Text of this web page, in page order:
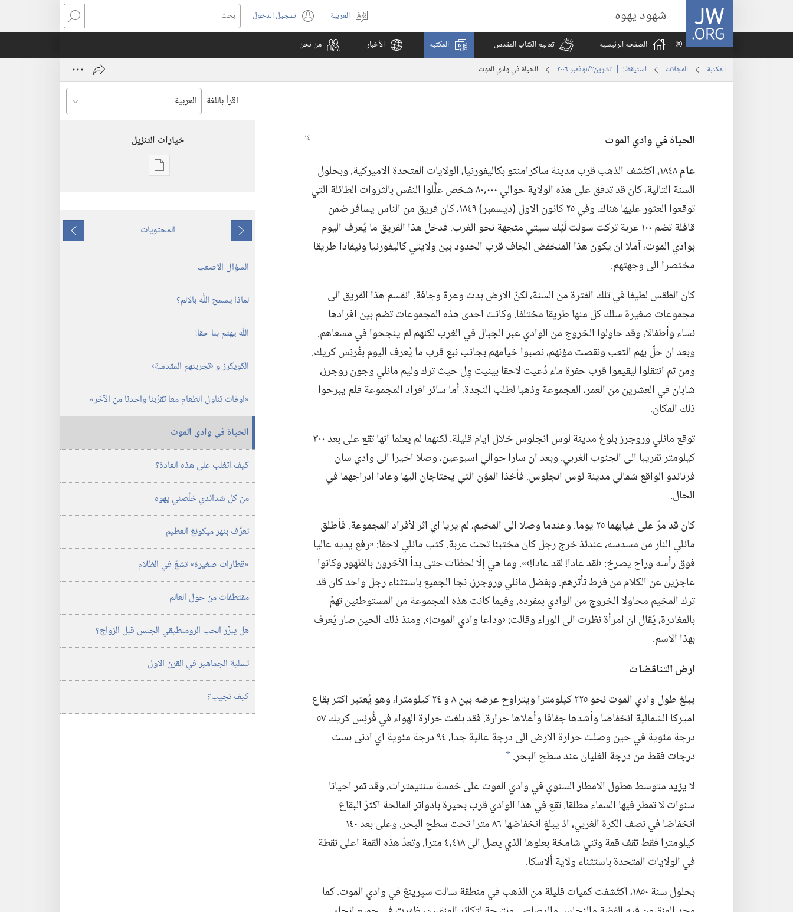
JW.ORG شهود يهوه
اختر
اللغة
العربية تسجيل الدخول
(يفتح
نافذة
بحث
الصفحة الرئيسية
تعاليم الكتاب المقدس المكتبة الأخبار من نحن
المكتبة المجلات استيقظ‏!‏ | ‏‎تشرين٢/نوفمبر‏ ‏‎٢٠٠٦‏ الحياة في وادي الموت
اقرأ باللغة
الحياةفيوادي الموت
عام
١٨٤٨،‏ اكتُشف الذهب قرب مدينة ساكرامنتو بكاليفورنيا،‏ الولايات المتحدة الاميركية.‏ وبحلول
السنة التالية،‏ كان قد تدفق على هذه الولاية حوالي ٠٠٠‏,٨٠ شخص علَّلوا النفس بالثروات الطائلة التي
توقعوا العثور عليها هناك.‏ وفي ٢٥ كانون الاول (‏ديسمبر)‏ ١٨٤٩،‏ كان فريق من الناس يسافر ضمن
قافلة تضم ١٠٠ عربة تركت سولت لَيْك سيتي متجهة نحو الغرب.‏ فدخل هذا الفريق ما يُعرف اليوم
بوادي الموت،‏ آملا ان يكون هذا المنخفض الجاف قرب الحدود بين ولايتي كاليفورنيا ونيفادا طريقا
مختصرا الى وجهتهم.‏
كان الطقس لطيفا في تلك الفترة من السنة،‏ لكنّ الارض بدت وعرة وجافة.‏ انقسم هذا الفريق الى
مجموعات صغيرة سلك كل منها طريقا مختلفا.‏ وكانت احدى هذه المجموعات تضم بين افرادها
نساء وأطفالا،‏ وقد حاولوا الخروج من الوادي عبر الجبال في الغرب لكنهم لم ينجحوا في مسعاهم.‏
وبعد ان حلّ بهم التعب ونقصت مؤنهم،‏ نصبوا خيامهم بجانب نبع قرب ما يُعرف اليوم بفُرنِس كريك.‏
ومن ثم انتقلوا ليقيموا قرب حفرة ماء دُعيت لاحقا بينيت وِل حيث ترك وليم مانلي وجون روجرز،‏
شابان في العشرين من العمر،‏ المجموعة وذهبا لطلب النجدة.‏ أما سائر افراد المجموعة فلم يبرحوا
ذلك المكان.‏
توقع مانلي وروجرز بلوغ مدينة لوس انجلوس خلال ايام قليلة.‏ لكنهما لم يعلما انها تقع على بعد ٣٠٠
كيلومتر تقريبا الى الجنوب الغربي.‏ وبعد ان سارا حوالي اسبوعين،‏ وصلا اخيرا الى وادي سان
فرناندو الواقع شمالي مدينة لوس انجلوس.‏ فأخذا المؤن التي يحتاجان اليها وعادا ادراجهما في
الحال.‏
كان قد مرّ على غيابهما ٢٥ يوما.‏ وعندما وصلا الى المخيم،‏ لم يريا اي اثر لأفراد المجموعة.‏ فأطلق
مانلي النار من مسدسه،‏ عندئذ خرج رجل كان مختبئا تحت عربة.‏ كتب مانلي لاحقا:‏ «رفع يديه عاليا
فوق رأسه وراح يصرخ:‏ ‹لقد عادا!‏ لقد عادا!‏›».‏ وما هي إلّا لحظات حتى بدأ الآخرون بالظهور وكانوا
عاجزين عن الكلام من فرط تأثرهم.‏ وبفضل مانلي وروجرز،‏ نجا الجميع باستثناء رجل واحد كان قد
ترك المخيم محاولا الخروج من الوادي بمفرده.‏ وفيما كانت هذه المجموعة من المستوطنين تهمّ
بالمغادرة،‏ يُقال ان امرأة نظرت الى الوراء وقالت:‏ ‹وداعا وادي الموت!‏›.‏ ومنذ ذلك الحين صار يُعرف
بهذا الاسم.‏
ارض التناقضات
يبلغ طول وادي الموت نحو ٢٢٥ كيلومترا ويتراوح عرضه بين ٨ و ٢٤ كيلومترا،‏ وهو يُعتبر اكثر بقاع
اميركا الشمالية انخفاضا وأشدها جفافا وأعلاها حرارة.‏ فقد بلغت حرارة الهواء في فُرنِس كريك ٥٧
درجة مئوية في حين وصلت حرارة الارض الى درجة عالية جدا،‏ ٩٤ درجة مئوية اي ادنى بست
درجات فقط من درجة الغليان عند سطح البحر.‏ *
لا يزيد متوسط هطول الامطار السنوي في وادي الموت على خمسة سنتيمترات،‏ وقد تمر احيانا
سنوات لا تمطر فيها السماء مطلقا.‏ تقع في هذا الوادي قرب بحيرة بادواتر المالحة اكثرُ البقاع
انخفاضا في نصف الكرة الغربي،‏ اذ يبلغ انخفاضها ٨٦ مترا تحت سطح البحر.‏ وعلى بعد ١٤٠
كيلومترا فقط تقف قمة وتني شامخة بعلوها الذي يصل الى ٤١٨‏,٤ مترا.‏ وتعدّ هذه القمة اعلى نقطة
في الولايات المتحدة باستثناء ولاية ألاسكا.‏
بحلول سنة ١٨٥٠،‏ اكتُشفت كميات قليلة من الذهب في منطقة سالت سپرينڠ في وادي الموت.‏ كما
خيارات التنزيل
خيارات
نوفمبر‏
ما
يسبق
المحتويات
ما
يلي
السؤال الاصعب
لماذا يسمح اللّٰه بالالم؟‏
اللّٰه يهتم بنا حقا!‏
الكويكرز و ‹تجربتهم المقدسة›‏
‏«اوقات تناول الطعام معا تقرِّبنا واحدنا من الآخر»‏
الحياة في وادي الموت
كيف اتغلب على هذه العادة؟‏
من كل شدائدي خلَّصني يهوه
تعرَّف بنهر ميكونغ العظيم
‏«قطارات صغيرة» تشعّ في الظلام
مقتطفات من حول العالم
هل يبرِّر الحب الرومنطيقي الجنس قبل الزواج؟‏
تسلية الجماهير في القرن الاول
كيف تجيب؟‏